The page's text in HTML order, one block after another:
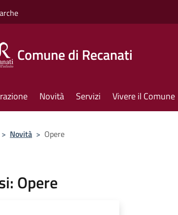
Comune di Recanati
Novità Servizi Vivere il Comune
> Novità > Opere
Opere